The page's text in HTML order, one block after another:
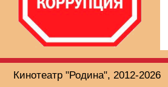
Кинотеатр "Родина", 2012-2026